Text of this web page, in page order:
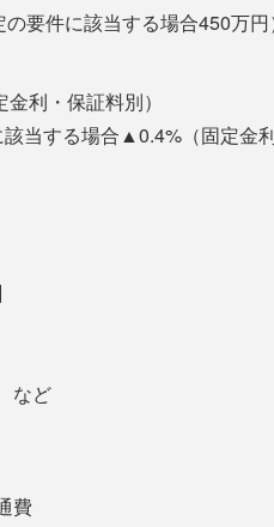
要件に該当する場合450万円
利・保証料別）
当する場合▲0.4%（固定金
など
費